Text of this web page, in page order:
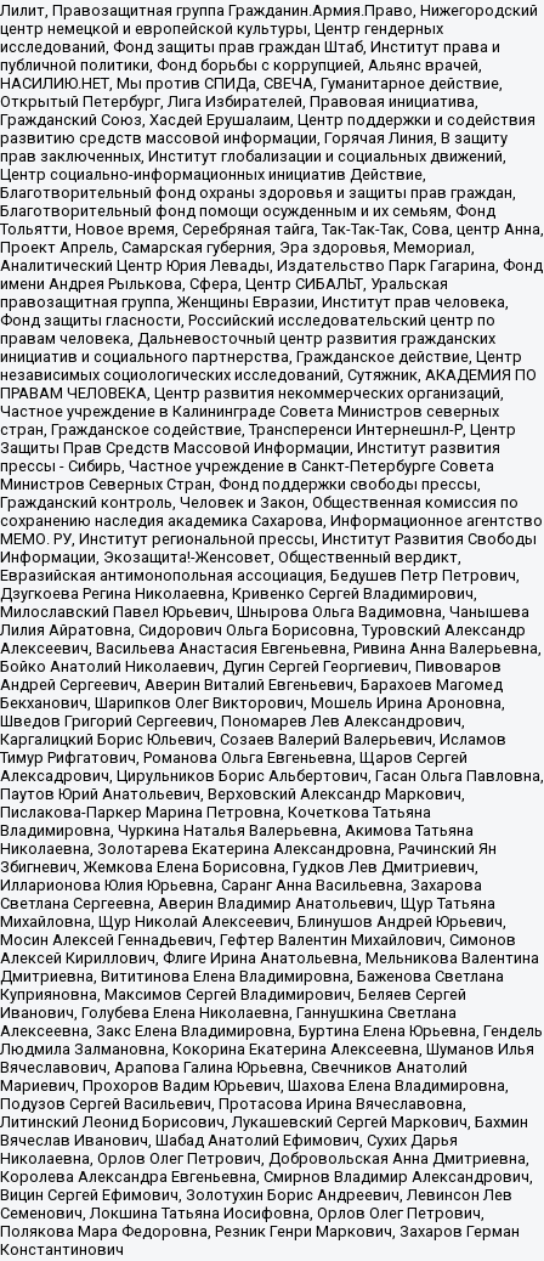
Лилит, Правозащитная группа Гражданин.Армия.Право, Нижегородский
центр немецкой и европейской культуры, Центр гендерных
исследований, Фонд защиты прав граждан Штаб, Институт права и
публичной политики, Фонд борьбы с коррупцией, Альянс врачей,
НАСИЛИЮ.НЕТ, Мы против СПИДа, СВЕЧА, Гуманитарное действие,
Открытый Петербург, Лига Избирателей, Правовая инициатива,
Гражданский Союз, Хасдей Ерушалаим, Центр поддержки и содействия
развитию средств массовой информации, Горячая Линия, В защиту
прав заключенных, Институт глобализации и социальных движений,
Центр социально-информационных инициатив Действие,
Благотворительный фонд охраны здоровья и защиты прав граждан,
Благотворительный фонд помощи осужденным и их семьям, Фонд
Тольятти, Новое время, Серебряная тайга, Так-Так-Так, Сова, центр Анна,
Проект Апрель, Самарская губерния, Эра здоровья, Мемориал,
Аналитический Центр Юрия Левады, Издательство Парк Гагарина, Фонд
имени Андрея Рылькова, Сфера, Центр СИБАЛЬТ, Уральская
правозащитная группа, Женщины Евразии, Институт прав человека,
Фонд защиты гласности, Российский исследовательский центр по
правам человека, Дальневосточный центр развития гражданских
инициатив и социального партнерства, Гражданское действие, Центр
независимых социологических исследований, Сутяжник, АКАДЕМИЯ ПО
ПРАВАМ ЧЕЛОВЕКА, Центр развития некоммерческих организаций,
Частное учреждение в Калининграде Совета Министров северных
стран, Гражданское содействие, Трансперенси Интернешнл-Р, Центр
Защиты Прав Средств Массовой Информации, Институт развития
прессы - Сибирь, Частное учреждение в Санкт-Петербурге Совета
Министров Северных Стран, Фонд поддержки свободы прессы,
Гражданский контроль, Человек и Закон, Общественная комиссия по
сохранению наследия академика Сахарова, Информационное агентство
МЕМО. РУ, Институт региональной прессы, Институт Развития Свободы
Информации, Экозащита!-Женсовет, Общественный вердикт,
Евразийская антимонопольная ассоциация, Бедушев Петр Петрович,
Дзугкоева Регина Николаевна, Кривенко Сергей Владимирович,
Милославский Павел Юрьевич, Шнырова Ольга Вадимовна, Чанышева
Лилия Айратовна, Сидорович Ольга Борисовна, Туровский Александр
Алексеевич, Васильева Анастасия Евгеньевна, Ривина Анна Валерьевна,
Бойко Анатолий Николаевич, Дугин Сергей Георгиевич, Пивоваров
Андрей Сергеевич, Аверин Виталий Евгеньевич, Барахоев Магомед
Бекханович, Шарипков Олег Викторович, Мошель Ирина Ароновна,
Шведов Григорий Сергеевич, Пономарев Лев Александрович,
Каргалицкий Борис Юльевич, Созаев Валерий Валерьевич, Исламов
Тимур Рифгатович, Романова Ольга Евгеньевна, Щаров Сергей
Алексадрович, Цирульников Борис Альбертович, Гасан Ольга Павловна,
Паутов Юрий Анатольевич, Верховский Александр Маркович,
Пислакова-Паркер Марина Петровна, Кочеткова Татьяна
Владимировна, Чуркина Наталья Валерьевна, Акимова Татьяна
Николаевна, Золотарева Екатерина Александровна, Рачинский Ян
Збигневич, Жемкова Елена Борисовна, Гудков Лев Дмитриевич,
Илларионова Юлия Юрьевна, Саранг Анна Васильевна, Захарова
Светлана Сергеевна, Аверин Владимир Анатольевич, Щур Татьяна
Михайловна, Щур Николай Алексеевич, Блинушов Андрей Юрьевич,
Мосин Алексей Геннадьевич, Гефтер Валентин Михайлович, Симонов
Алексей Кириллович, Флиге Ирина Анатольевна, Мельникова Валентина
Дмитриевна, Вититинова Елена Владимировна, Баженова Светлана
Куприяновна, Максимов Сергей Владимирович, Беляев Сергей
Иванович, Голубева Елена Николаевна, Ганнушкина Светлана
Алексеевна, Закс Елена Владимировна, Буртина Елена Юрьевна, Гендель
Людмила Залмановна, Кокорина Екатерина Алексеевна, Шуманов Илья
Вячеславович, Арапова Галина Юрьевна, Свечников Анатолий
Мариевич, Прохоров Вадим Юрьевич, Шахова Елена Владимировна,
Подузов Сергей Васильевич, Протасова Ирина Вячеславовна,
Литинский Леонид Борисович, Лукашевский Сергей Маркович, Бахмин
Вячеслав Иванович, Шабад Анатолий Ефимович, Сухих Дарья
Николаевна, Орлов Олег Петрович, Добровольская Анна Дмитриевна,
Королева Александра Евгеньевна, Смирнов Владимир Александрович,
Вицин Сергей Ефимович, Золотухин Борис Андреевич, Левинсон Лев
Семенович, Локшина Татьяна Иосифовна, Орлов Олег Петрович,
Полякова Мара Федоровна, Резник Генри Маркович, Захаров Герман
Константинович